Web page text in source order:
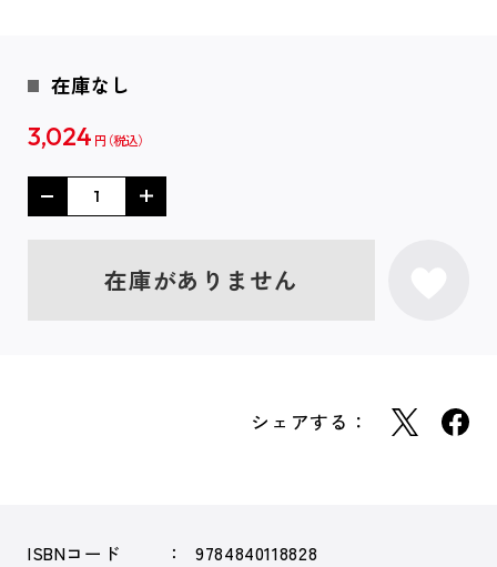
在庫なし
3,024 円
在庫がありません
シェアする：
ISBNコード
9784840118828